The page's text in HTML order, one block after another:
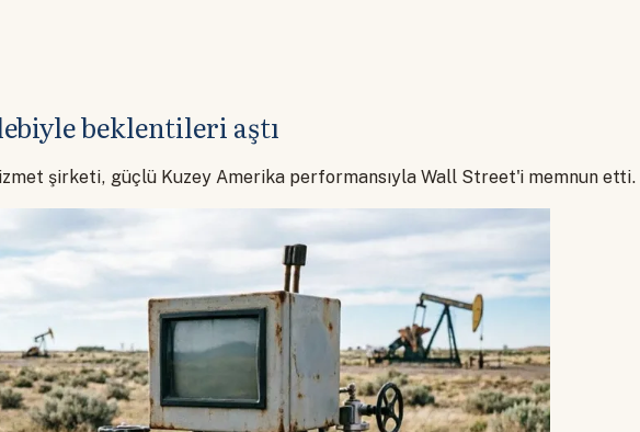
beklentileri aştı
şirketi, güçlü Kuzey Amerika performansıyla Wall Street'i memnun etti.